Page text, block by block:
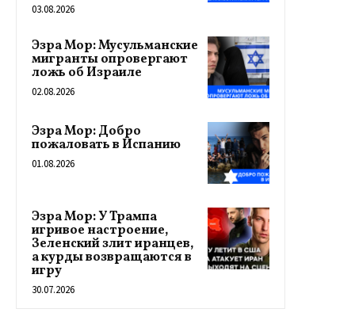
03.08.2026
Эзра Мор: Мусульманские
мигранты опровергают
ложь об Израиле
02.08.2026
Эзра Мор: Добро
пожаловать в Испанию
01.08.2026
Эзра Мор: У Трампа
игривое настроение,
Зеленский злит иранцев,
а курды возвращаются в
игру
30.07.2026